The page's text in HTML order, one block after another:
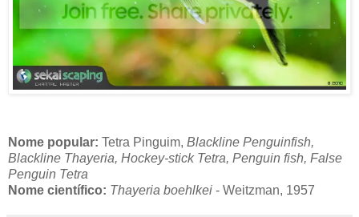
Nome popular: Tetra Pinguim, Blackline Penguinfish,
Blackline Thayeria, Hockey-stick Tetra, Penguin fish, False
Penguin Tetra
Nome científico: Thayeria boehlkei - Weitzman, 1957